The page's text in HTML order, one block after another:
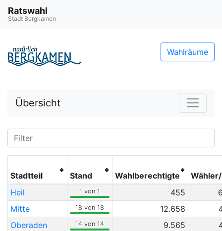
Ratswahl
Stadt Bergkamen
Wahlräume
Übersicht
Stadtteil Stand Wahlberechtigte
Heil
1 von 1 455
Mitte
18 von 18 12.658
Oberaden
14 von 14 9.565